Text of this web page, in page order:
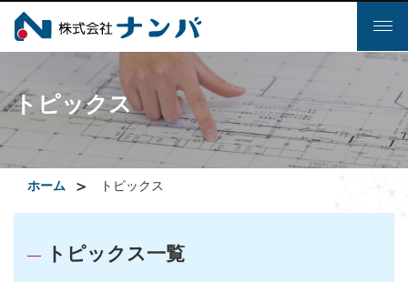
トピックス
ホーム トピックス
― トピックス一覧